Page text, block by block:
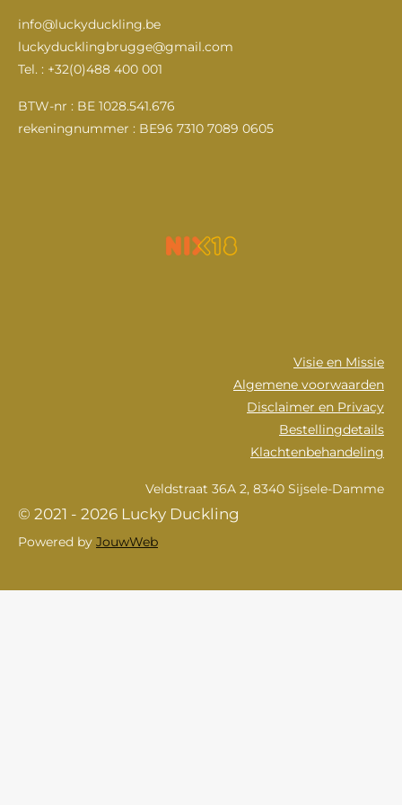
a
c
e
b
o
k
n
s
t
a
g
a
m
o
u
u
b
i
e
info@luckyduckling.be
luckyducklingbrugge@gmail.com
Tel. : +32(0)488 400 001
BTW-nr : BE 1028.541.676
rekeningnummer : BE96 7310 7089 0605
Visie en Missie
Algemene voorwaarden
Disclaimer en Privacy
Bestellingdetails
Klachtenbehandeling
Veldstraat 36A 2, 8340 Sijsele-Damme
© 2021 - 2026 Lucky Duckling
Powered by JouwWeb